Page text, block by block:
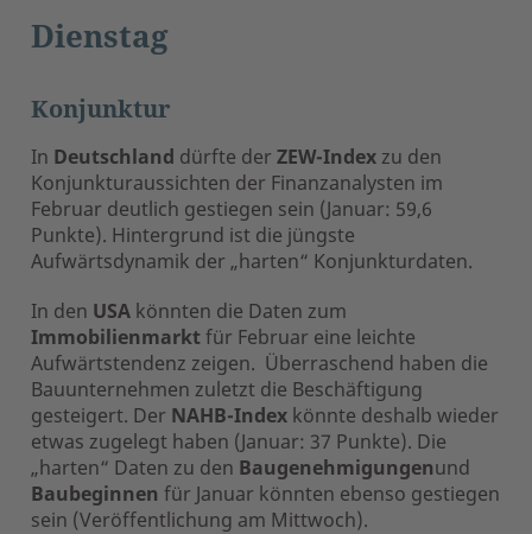
Dienstag
Konjunktur
In Deutschland dürfte der ZEW-Indexzu den
Konjunkturaussichten der Finanzanalysten im
Februar deutlich gestiegen sein (Januar: 59,6
Punkte). Hintergrund ist die jüngste
Aufwärtsdynamik der „harten“ Konjunkturdaten.
In den USA könnten die Daten zum
Immobilienmarktfür Februar eine leichte
Aufwärtstendenz zeigen. Überraschend haben die
Bauunternehmen zuletzt die Beschäftigung
gesteigert. Der NAHB-Index könnte deshalb wieder
etwas zugelegt haben (Januar: 37 Punkte). Die
„harten“ Daten zu den Baugenehmigungenund
Baubeginnen für Januar könnten ebenso gestiegen
sein (Veröffentlichung am Mittwoch).